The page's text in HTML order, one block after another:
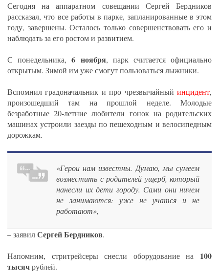
Сегодня на аппаратном совещании Сергей Бердников
рассказал, что все работы в парке, запланированные в этом
году, завершены. Осталось только совершенствовать его и
наблюдать за его ростом и развитием.
С понедельника,6 ноября, парк считается официально
открытым. Зимой им уже смогут пользоваться лыжники.
Вспомнил градоначальник и про чрезвычайный инцидент,
произошедший там на прошлой неделе. Молодые
безработные 20-летние любители гонок на родительских
машинах устроили заезды по пешеходным и велосипедным
дорожкам.
«Герои нам известны. Думаю, мы сумеем
возместить с родителей ущерб, который
нанесли их дети городу. Сами они ничем
не занимаются: уже не учатся и не
работают»,
– заявилСергей Бердников.
Напомним, стритрейсеры снесли оборудование на 100
тысячрублей.